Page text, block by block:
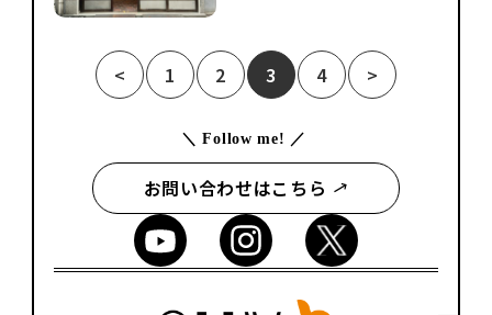
< 1 2 3 4 >
お問い合わせはこちら
＼ Follow me! ／